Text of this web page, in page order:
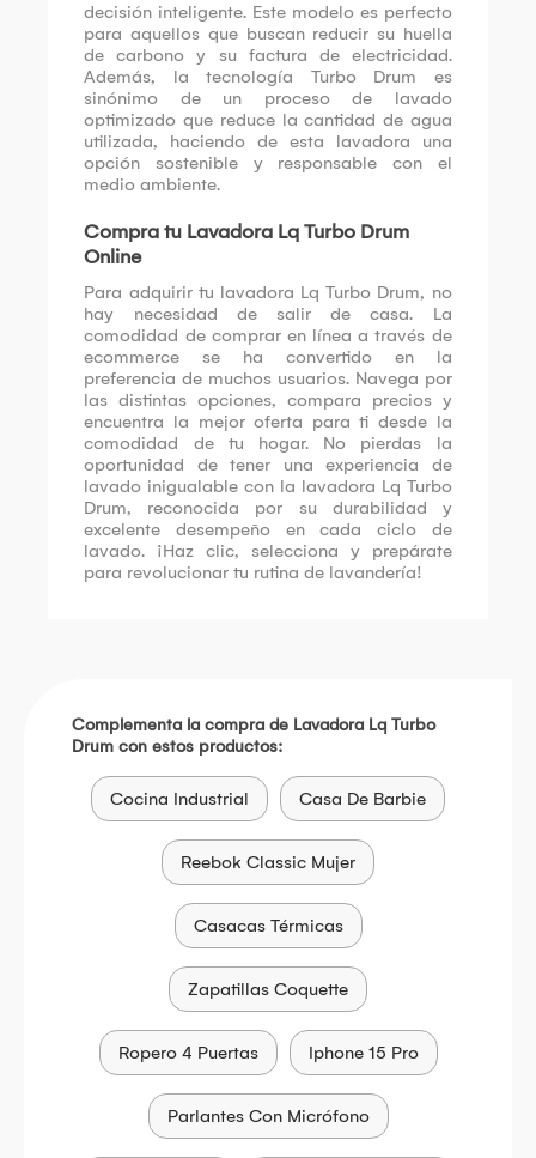
decisión inteligente. Este modelo es perfecto
para aquellos que buscan reducir su huella
de carbono y su factura de electricidad.
Además, la tecnología Turbo Drum es
sinónimo de un proceso de lavado
optimizado que reduce la cantidad de agua
utilizada, haciendo de esta lavadora una
opción sostenible y responsable con el
medio ambiente.
Compra tu Lavadora Lq Turbo Drum
Online
Para adquirir tu lavadora Lq Turbo Drum, no
hay necesidad de salir de casa. La
comodidad de comprar en línea a través de
ecommerce se ha convertido en la
preferencia de muchos usuarios. Navega por
las distintas opciones, compara precios y
encuentra la mejor oferta para ti desde la
comodidad de tu hogar. No pierdas la
oportunidad de tener una experiencia de
lavado inigualable con la lavadora Lq Turbo
Drum, reconocida por su durabilidad y
excelente desempeño en cada ciclo de
lavado. ¡Haz clic, selecciona y prepárate
para revolucionar tu rutina de lavandería!
Complementa la compra de Lavadora Lq Turbo
Drum con estos productos:
Cocina Industrial Casa De Barbie
Reebok Classic Mujer
Casacas Térmicas
Zapatillas Coquette
Ropero 4 Puertas Iphone 15 Pro
Parlantes Con Micrófono